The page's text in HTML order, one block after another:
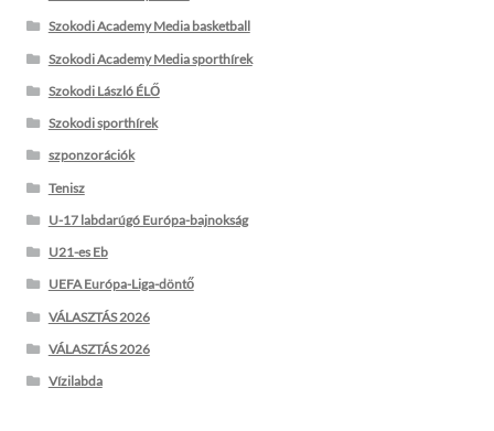
Szokodi Academy Media basketball
Szokodi Academy Media sporthírek
Szokodi László ÉLŐ
Szokodi sporthírek
szponzorációk
Tenisz
U-17 labdarúgó Európa-bajnokság
U21-es Eb
UEFA Európa-Liga-döntő
VÁLASZTÁS 2026
VÁLASZTÁS 2026
Vízilabda